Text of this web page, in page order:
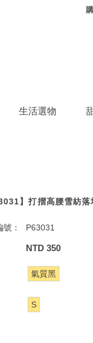
生活選物
】打摺高腰雪紡
： P63031
NTD 350
氣質黑
S